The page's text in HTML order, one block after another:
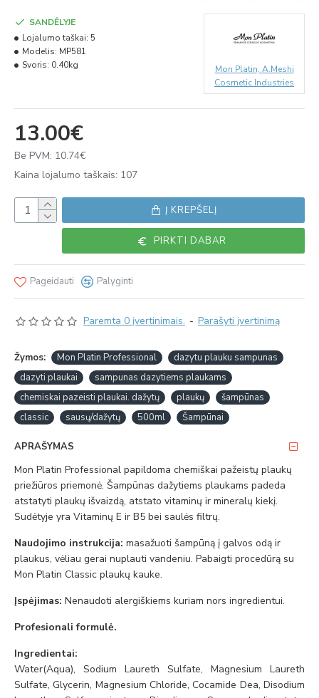
Paremta 0 įvertinimais. - Parašyti įvertinimą
13.00€
Be PVM: 10.74€
Kaina lojalumo taškais: 107
SANDĖLYJE
Lojalumo taškai: 5
Modelis: MP581
Svoris: 0.40kg
Mon Platin, A.Meshi
Cosmetic Industries
Į KREPŠELĮ
PIRKTI DABAR
Pageidauti Palyginti
Žymos: Mon Platin Professional
dazytu plauku sampunas
dazyti plaukai
sampunas dazytiems plaukams
chemiskai pazeisti plaukai. dažytų
plaukų
šampūnas
classic
sausų/dažytų 500ml Šampūnai
APRAŠYMAS
Mon Platin Professional papildoma chemiškai pažeistų plaukų
priežiūros priemonė. Šampūnas dažytiems plaukams padeda
atstatyti plaukų išvaizdą, atstato vitaminų ir mineralų kiekį.
Sudėtyje yra Vitaminų E ir B5 bei saulės filtrų.
Naudojimo instrukcija: masažuoti šampūną į galvos odą ir
plaukus, vėliau gerai nuplauti vandeniu. Pabaigti procedūrą su
Mon Platin Classic plaukų kauke.
Įspėjimas: Nenaudoti alergiškiems kuriam nors ingredientui.
Profesionali formulė.
Ingredientai:
Water(Aqua), Sodium Laureth Sulfate, Magnesium Laureth
Sulfate, Glycerin, Magnesium Chloride, Cocamide Dea, Disodium